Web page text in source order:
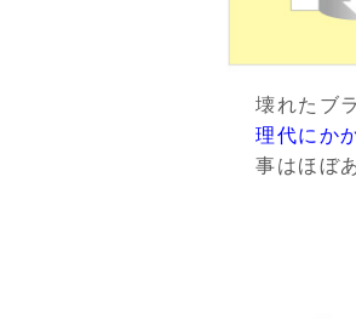
壊れたブ
理代にか
事はほぼ